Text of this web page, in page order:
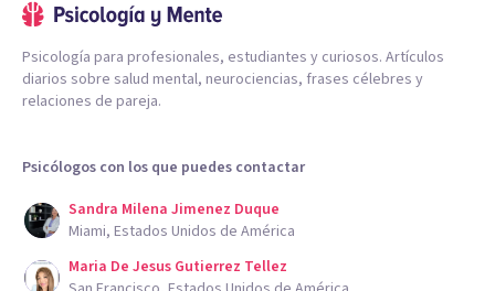
Psicología para profesionales, estudiantes y curiosos. Artículos
diarios sobre salud mental, neurociencias, frases célebres y
relaciones de pareja.
Psicólogos con los que puedes contactar
Sandra Milena Jimenez Duque
Miami, Estados Unidos de América
Maria De Jesus Gutierrez Tellez